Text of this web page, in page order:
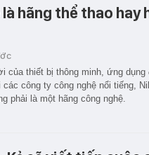
hãng thể thao hay
của thiết bị thông minh, ứng dụng
công ty công nghệ nổi tiếng,
phải là một hãng công nghệ.